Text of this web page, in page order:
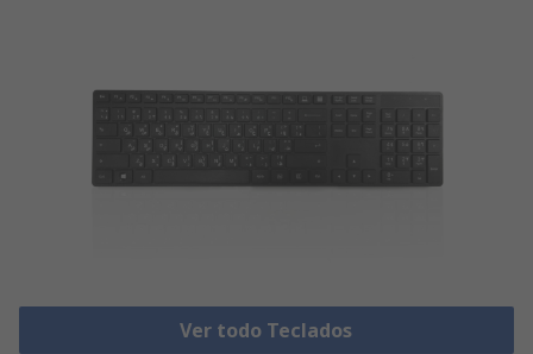
Ver todo Teclados